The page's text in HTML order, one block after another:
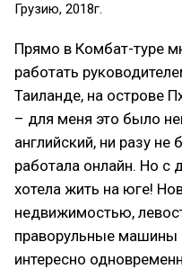
Грузию, 2018г.
Прямо в Комбат-туре
работать
Таиланде, на острове
– для меня это было
английский, ни разу не
работала онлайн. Но с
хотела жить на юге!
недвижимостью,
праворульные машины
интересно